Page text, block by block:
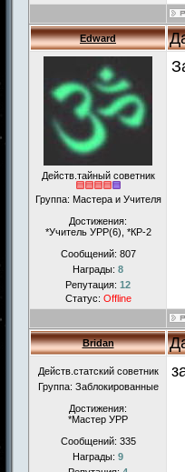
Edward
Действ.тайный советник
Группа: Мастера и Учителя
Достижения:
*Учитель УРР(6), *КР-2
Сообщений: 807
Награды: 8
Репутация: 12
Статус: Offline
Bridan
Действ.статский советник
Группа: Заблокированные
Достижения:
*Мастер УРР
Сообщений: 335
Награды: 9